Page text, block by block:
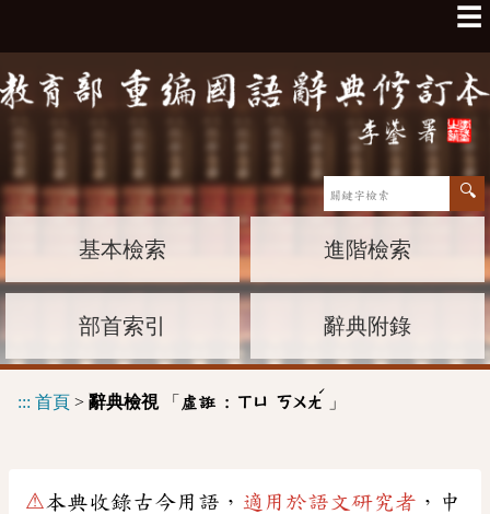
☰
基本檢索 進階檢索
部首索引 辭典附錄
::: 首頁 > 辭典檢視「 虛誑 : ㄒㄩ ㄎㄨㄤ
ˊ
」
⚠本典收錄古今用語， 適用於語文研究者 ，中